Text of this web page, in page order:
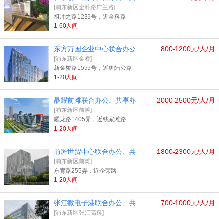
[浦东新区金科路广兰路]
祖冲之路1239号，近金科路
1-60人间
800-1200元/人/月
东方万国企业中心联合办公
[浦东新区金桥]
新金桥路1599号，近唐陆公路
1-20人间
2000-2500元/人/月
晶耀前滩联合办公、共享办
[浦东新区前滩]
耀龙路1405弄，近钱家滩路
1-20人间
1800-2300元/人/月
前滩世贸中心联合办公、共
[浦东新区前滩]
东育路255弄，近企荣路
1-20人间
700-1000元/人/月
张江微电子港联合办公、共
[浦东新区张江高科]